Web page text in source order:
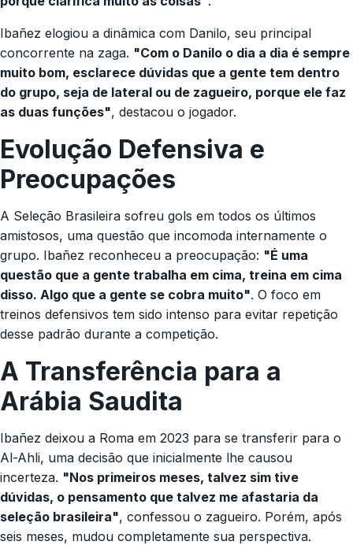
Ibañez elogiou a dinâmica com Danilo, seu principal
concorrente na zaga. "Com o Danilo o dia a dia é sempre
muito bom, esclarece dúvidas que a gente tem dentro
do grupo, seja de lateral ou de zagueiro, porque ele faz
as duas funções", destacou o jogador.
Evolução Defensiva e
Preocupações
A Seleção Brasileira sofreu gols em todos os últimos
amistosos, uma questão que incomoda internamente o
grupo. Ibañez reconheceu a preocupação: "É uma
questão que a gente trabalha em cima, treina em cima
disso. Algo que a gente se cobra muito". O foco em
treinos defensivos tem sido intenso para evitar repetição
desse padrão durante a competição.
A Transferência para a
Arábia Saudita
Ibañez deixou a Roma em 2023 para se transferir para o
Al-Ahli, uma decisão que inicialmente lhe causou
incerteza. "Nos primeiros meses, talvez sim tive
dúvidas, o pensamento que talvez me afastaria da
seleção brasileira", confessou o zagueiro. Porém, após
seis meses, mudou completamente sua perspectiva.